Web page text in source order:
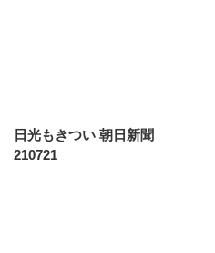
日光もきつい 朝日新聞
210721